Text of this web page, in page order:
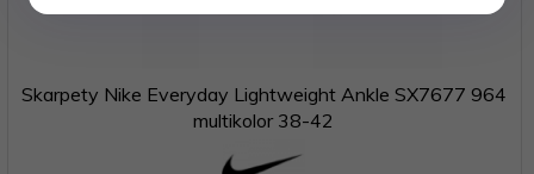
Skarpety Nike Everyday Lightweight Ankle SX7677 964
multikolor 38-42